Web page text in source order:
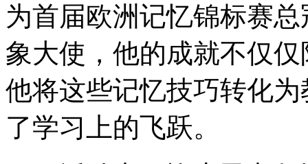
为首届欧洲记忆锦标赛
象大使，他的成就不仅
他将这些记忆技巧转化
了学习上的飞跃。